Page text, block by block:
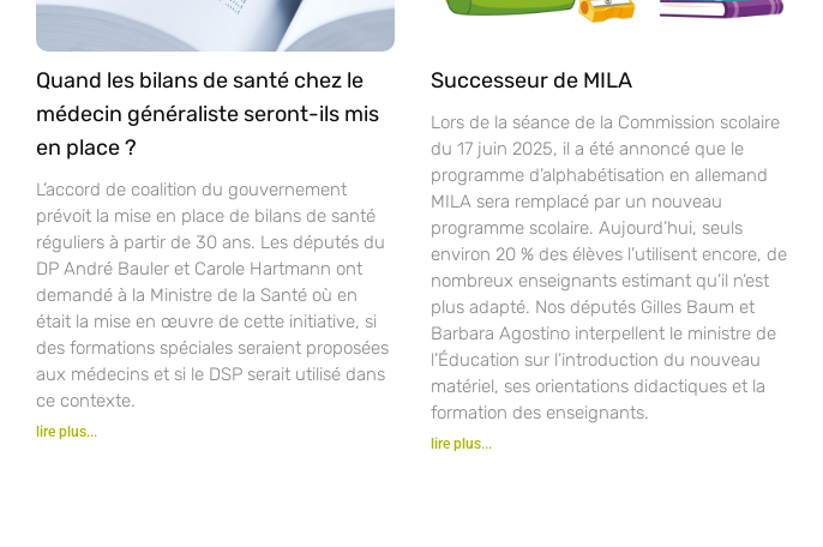
Quand les bilans de santé chez le
médecin généraliste seront-ils mis
en place ?
L’accord de coalition du gouvernement
prévoit la mise en place de bilans de santé
réguliers à partir de 30 ans. Les députés du
DP André Bauler et Carole Hartmann ont
demandé à la Ministre de la Santé où en
était la mise en œuvre de cette initiative, si
des formations spéciales seraient proposées
aux médecins et si le DSP serait utilisé dans
ce contexte.
lire plus...
Successeur de MILA
Lors de la séance de la Commission scolaire
du 17 juin 2025, il a été annoncé que le
programme d’alphabétisation en allemand
MILA sera remplacé par un nouveau
programme scolaire. Aujourd’hui, seuls
environ 20 % des élèves l’utilisent encore, de
nombreux enseignants estimant qu’il n’est
plus adapté. Nos députés Gilles Baum et
Barbara Agostino interpellent le ministre de
l’Éducation sur l’introduction du nouveau
matériel, ses orientations didactiques et la
formation des enseignants.
lire plus...